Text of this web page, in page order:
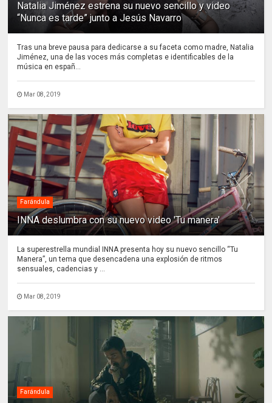
Natalia Jiménez estrena su nuevo sencillo y video
“Nunca es tarde” junto a Jesús Navarro
Tras una breve pausa para dedicarse a su faceta como madre, Natalia
Jiménez, una de las voces más completas e identificables de la
música en españ...
Mar 08, 2019
Farándula
INNA deslumbra con su nuevo video 'Tu manera'
La superestrella mundial INNA presenta hoy su nuevo sencillo “Tu
Manera”, un tema que desencadena una explosión de ritmos
sensuales, cadencias y ...
Mar 08, 2019
Farándula